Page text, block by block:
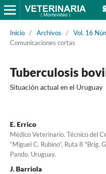
Inicio / Archivos / Vol. 16
Comunicaciones cortas
Tuberculosis
Situación actual en el Uruguay
E. Errico
Médico Veterinario. Técnico del
“Miguel C. Rubino”, Ruta 8 "Brig.
Pando. Uruguay.
J. Barriola